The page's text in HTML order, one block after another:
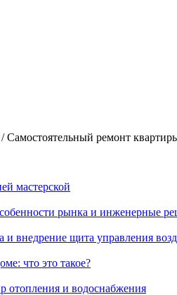
/Самостоятельный ремонт
мастерской
рынка и инженерные
и внедрение щита управления
что это такое?
отопления и водоснабжения